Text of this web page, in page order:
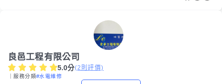
良邑工程有限公司
5.0分(2 則評價)
｜服務分類#水電維修